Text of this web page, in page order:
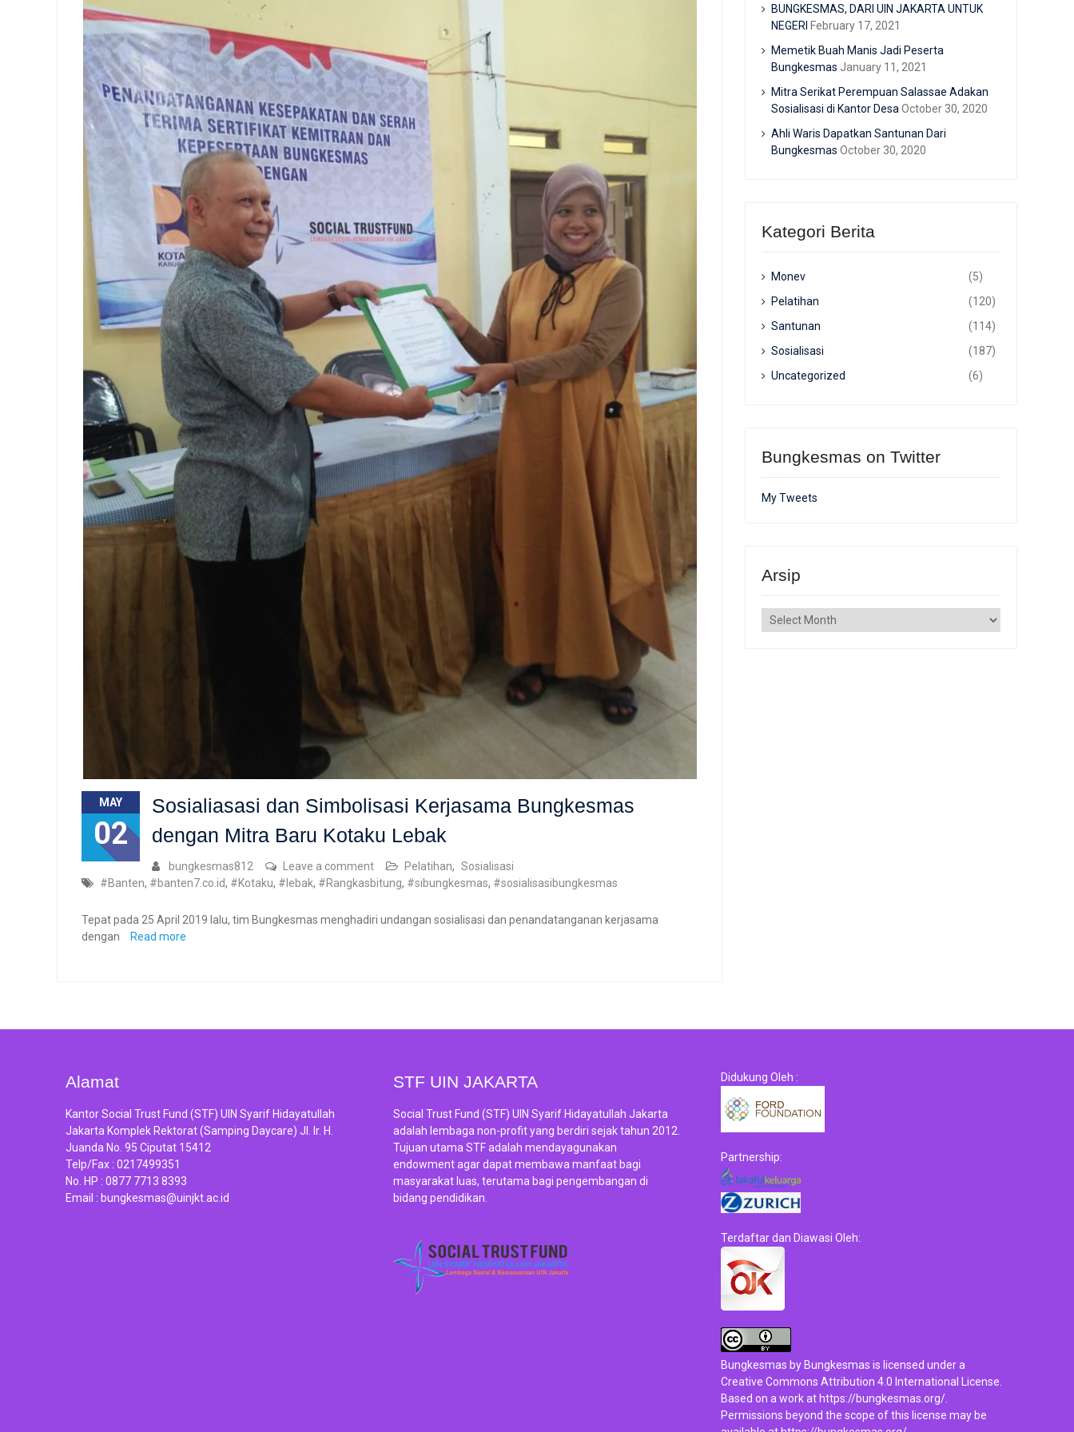
MAY
02
Sosialiasasi dan Simbolisasi Kerjasama Bungkesmas
dengan Mitra Baru Kotaku Lebak
bungkesmas812 Leave a comment Pelatihan, Sosialisasi
#Banten, #banten7.co.id, #Kotaku, #lebak, #Rangkasbitung, #sibungkesmas, #sosialisasibungkesmas
Tepat pada 25 April 2019 lalu, tim Bungkesmas menghadiri undangan sosialisasi dan penandatanganan kerjasama
dengan
Read more
BUNGKESMAS, DARI UIN JAKARTA UNTUK
NEGERI February 17, 2021
Memetik Buah Manis Jadi Peserta
Bungkesmas January 11, 2021
Mitra Serikat Perempuan Salassae Adakan
Sosialisasi di Kantor Desa October 30, 2020
Ahli Waris Dapatkan Santunan Dari
Bungkesmas October 30, 2020
Kategori Berita
Monev
(5)
Pelatihan
(120)
Santunan
(114)
Sosialisasi
(187)
Uncategorized
(6)
Bungkesmas on Twitter
My Tweets
Arsip
Arsip
Alamat
Kantor Social Trust Fund (STF) UIN Syarif Hidayatullah
Jakarta Komplek Rektorat (Samping Daycare) Jl. Ir. H.
Juanda No. 95 Ciputat 15412
Telp/Fax : 0217499351
No. HP : 0877 7713 8393
Email : bungkesmas@uinjkt.ac.id
STF UIN JAKARTA
Social Trust Fund (STF) UIN Syarif Hidayatullah Jakarta
adalah lembaga non-profit yang berdiri sejak tahun 2012.
Tujuan utama STF adalah mendayagunakan
endowment agar dapat membawa manfaat bagi
masyarakat luas, terutama bagi pengembangan di
bidang pendidikan.
Didukung Oleh :
Partnership:
Terdaftar dan Diawasi Oleh:
Bungkesmas by Bungkesmas is licensed under a
Creative Commons Attribution 4.0 International License.
Based on a work at https://bungkesmas.org/.
Permissions beyond the scope of this license may be